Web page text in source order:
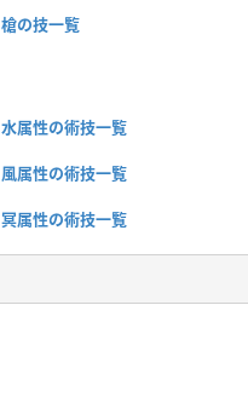
槍の技一覧
水属性の術技一覧
風属性の術技一覧
冥属性の術技一覧